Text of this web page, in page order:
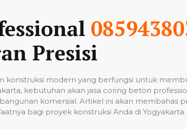
Presisi
konstruksi modern yang berfungsi untuk
kebutuhan akan jasa coring beton
komersial. Artikel ini akan membahas
bagi proyek konstruksi Anda di Yogyakarta.